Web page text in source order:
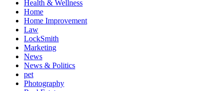
Health & Wellness
Home
Home Improvement
Law
LockSmith
Marketing
News
News & Politics
pet
Photography